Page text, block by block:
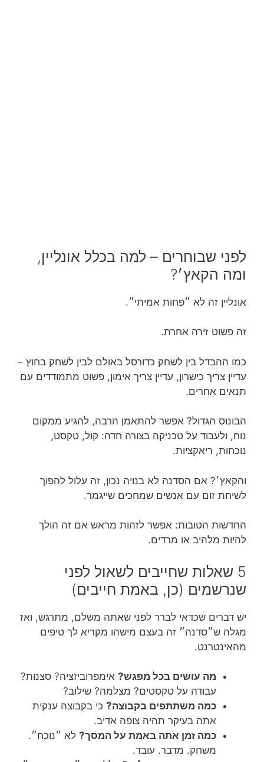
לפני שבוחרים – למה בכלל אונליין,
ומה הקאץ׳?
אונליין זה לא ״פחות אמיתי״.
זה פשוט זירה אחרת.
כמו ההבדל בין לשחק כדורסל באולם לבין לשחק בחוץ –
עדיין צריך כישרון, עדיין צריך אימון, פשוט מתמודדים עם
תנאים אחרים.
הבונוס הגדול? אפשר להתאמן הרבה, להגיע ממקום
נוח, ולעבוד על טכניקה בצורה חדה: קול, טקסט,
נוכחות, ריאקציות.
והקאץ׳? אם הסדנה לא בנויה נכון, זה עלול להפוך
לשיחת זום עם אנשים שמחכים שייגמר.
החדשות הטובות: אפשר לזהות מראש אם זה הולך
להיות מלהיב או מרדים.
5 שאלות שחייבים לשאול לפני
שנרשמים (כן, באמת חייבים)
יש דברים שכדאי לברר לפני שאתה משלם, מתרגש, ואז
מגלה ש״סדנה״ זה בעצם מישהו מקריא לך טיפים
מהאינטרנט.
מה עושים בכל מפגש? אימפרוביזציה? סצנות?
עבודה על טקסטים? מצלמה? שילוב?
כמה משתתפים בקבוצה? כי בקבוצה ענקית
אתה בעיקר תהיה צופה אדיב.
כמה זמן אתה באמת על המסך? לא ״נוכח״.
משחק. מדבר. עובד.